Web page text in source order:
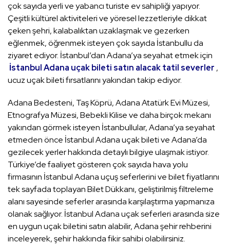
çok sayıda yerli ve yabancı turiste ev sahipliği yapıyor.
Çeşitli kültürel aktiviteleri ve yöresel lezzetleriyle dikkat
çeken şehri, kalabalıktan uzaklaşmak ve gezerken
eğlenmek, öğrenmek isteyen çok sayıda İstanbullu da
ziyaret ediyor. İstanbul’dan Adana’ya seyahat etmek için
İstanbul Adana uçak bileti satın alacak tatil severler ,
ucuz uçak bileti fırsatlarını yakından takip ediyor.
Adana Bedesteni, Taş Köprü, Adana Atatürk Evi Müzesi,
Etnografya Müzesi, Bebekli Kilise ve daha birçok mekanı
yakından görmek isteyen İstanbullular, Adana’ya seyahat
etmeden önce İstanbul Adana uçak bileti ve Adana’da
gezilecek yerler hakkında detaylı bilgiye ulaşmak istiyor.
Türkiye’de faaliyet gösteren çok sayıda hava yolu
firmasının İstanbul Adana uçuş seferlerini ve bilet fiyatlarını
tek sayfada toplayan Bilet Dükkanı, geliştirilmiş filtreleme
alanı sayesinde seferler arasında karşılaştırma yapmanıza
olanak sağlıyor. İstanbul Adana uçak seferleri arasında size
en uygun uçak biletini satın alabilir, Adana şehir rehberini
inceleyerek, şehir hakkında fikir sahibi olabilirsiniz.